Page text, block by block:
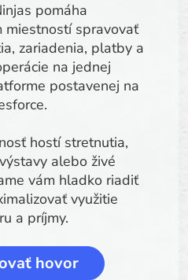
pomáha
miestností spravovať
zariadenia, platby a
na jednej
postavenej na
hostí stretnutia,
alebo živé
vám hladko riadiť
využitie
a príjmy.
hovor